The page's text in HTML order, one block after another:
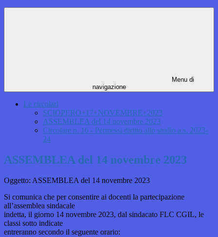
Menu di
navigazione
Le circolari
SCIOPERO+17+NOVEMBRE+2023
ASSEMBLEA del 14 novembre 2023
Circolare n. 16 - Permessi diritto allo studio a.s. 2023-
24
ASSEMBLEA del 14 novembre 2023
Oggetto: ASSEMBLEA del 14 novembre 2023
Si comunica che per consentire ai docenti la partecipazione
all’assemblea sindacale
indetta, il giorno 14 novembre 2023, dal sindacato FLC CGIL, le
classi sotto indicate
entreranno secondo il seguente orario: